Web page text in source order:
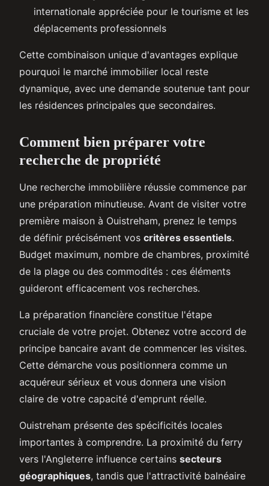
internationale appréciée pour le tourisme et les
déplacements professionnels
Cette combinaison unique d'avantages explique
pourquoi le marché immobilier local reste
dynamique, avec une demande soutenue tant pour
les résidences principales que secondaires.
Comment bien préparer votre
recherche de propriété
Une recherche immobilière réussie commence par
une préparation minutieuse. Avant de visiter votre
première maison à Ouistreham, prenez le temps
de définir précisément vos critères essentiels.
Budget maximum, nombre de chambres, proximité
de la plage ou des commodités : ces éléments
guideront efficacement vos recherches.
La préparation financière constitue l'étape
cruciale de votre projet. Obtenez votre accord de
principe bancaire avant de commencer les visites.
Cette démarche vous positionnera comme un
acquéreur sérieux et vous donnera une vision
claire de votre capacité d'emprunt réelle.
Ouistreham présente des spécificités locales
importantes à comprendre. La proximité du ferry
vers l'Angleterre influence certains secteurs
géographiques, tandis que l'attractivité balnéaire